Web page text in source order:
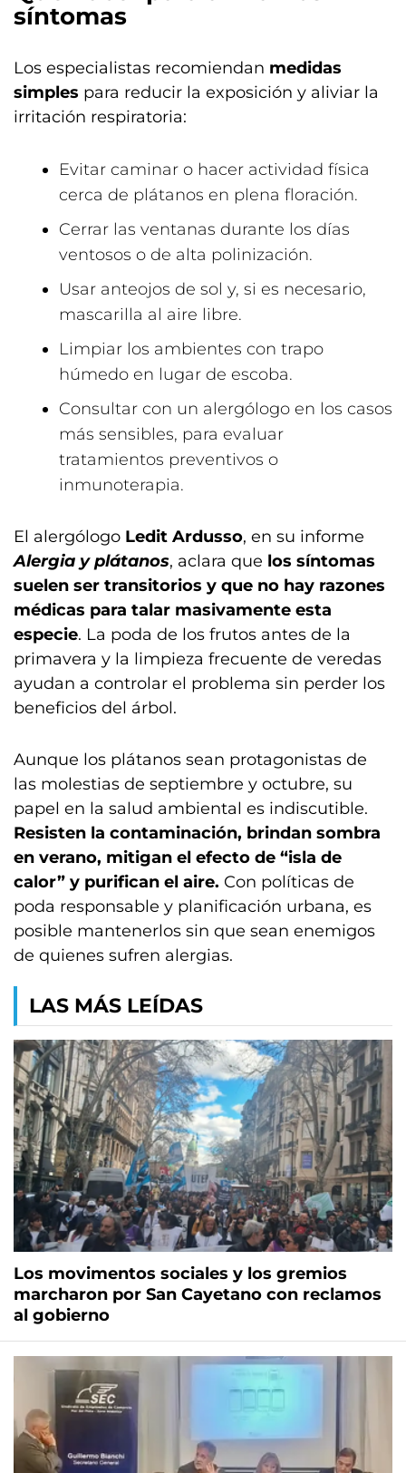
síntomas
Los especialistas recomiendan medidas
simples para reducir la exposición y aliviar la
irritación respiratoria:
Evitar caminar o hacer actividad física
cerca de plátanos en plena floración.
Cerrar las ventanas durante los días
ventosos o de alta polinización.
Usar anteojos de sol y, si es necesario,
mascarilla al aire libre.
Limpiar los ambientes con trapo
húmedo en lugar de escoba.
Consultar con un alergólogo en los casos
más sensibles, para evaluar
tratamientos preventivos o
inmunoterapia.
El alergólogo Ledit Ardusso, en su informe
Alergia y plátanos, aclara que los síntomas
suelen ser transitorios y que no hay razones
médicas para talar masivamente esta
especie. La poda de los frutos antes de la
primavera y la limpieza frecuente de veredas
ayudan a controlar el problema sin perder los
beneficios del árbol.
Aunque los plátanos sean protagonistas de
las molestias de septiembre y octubre, su
papel en la salud ambiental es indiscutible.
Resisten la contaminación, brindan sombra
en verano, mitigan el efecto de “isla de
calor” y purifican el aire. Con políticas de
poda responsable y planificación urbana, es
posible mantenerlos sin que sean enemigos
de quienes sufren alergias.
LAS MÁS LEÍDAS
Los movimentos sociales y los gremios
marcharon por San Cayetano con reclamos
al gobierno